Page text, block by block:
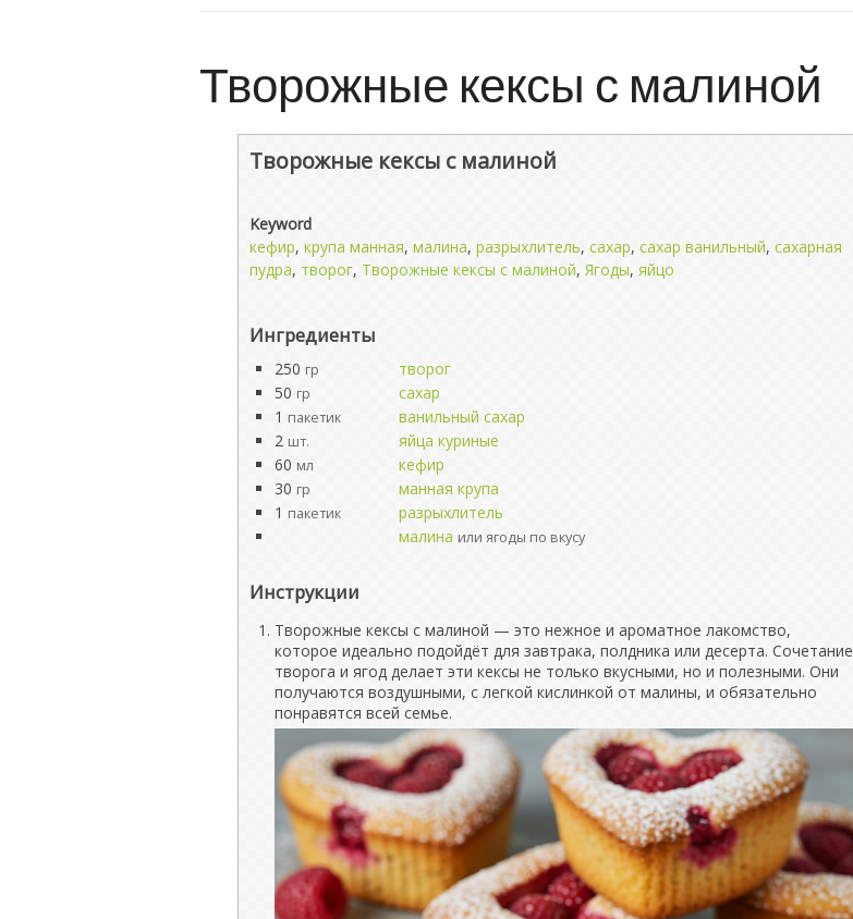
Творожные кексы с малиной
Творожные кексы с малиной
Keyword
кефир, крупа манная, малина, разрыхлитель, сахар, сахар ванильный, сахарная
пудра, творог, Творожные кексы с малиной, Ягоды, яйцо
Ингредиенты
250 гр
творог
50 гр
сахар
1 пакетик
ванильный сахар
2 шт.
яйца куриные
60 мл
кефир
30 гр
манная крупа
1 пакетик
разрыхлитель
малина или ягоды по вкусу
Инструкции
Творожные кексы с малиной — это нежное и ароматное лакомство,
которое идеально подойдёт для завтрака, полдника или десерта. Сочетание
творога и ягод делает эти кексы не только вкусными, но и полезными. Они
получаются воздушными, с легкой кислинкой от малины, и обязательно
понравятся всей семье.